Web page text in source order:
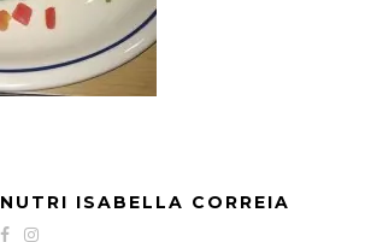
NUTRI ISABELLA CORREIA